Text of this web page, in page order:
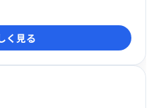
く見る